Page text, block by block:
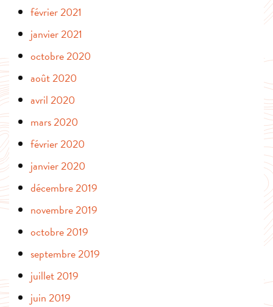
février 2021
janvier 2021
octobre 2020
août 2020
avril 2020
mars 2020
février 2020
janvier 2020
décembre 2019
novembre 2019
octobre 2019
septembre 2019
juillet 2019
juin 2019